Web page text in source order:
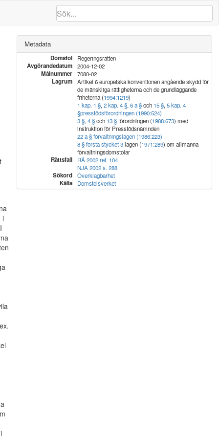
i
Metadata
Domstol Regeringsrätten
Avgörandedatum 2004-12-02
Målnummer 7080-02
Lagrum
Artikel 6 europeiska konventionen angående skydd för
de mänskliga rättigheterna och de grundläggande
friheterna (1994:1219)
1 kap. 1 §, 2 kap. 4 §, 6 a §och 15 §, 5 kap. 4
§presstödsförordningen (1990:524)
3 §, 4 §och 13 §förordningen (1988:673) med
instruktion för Presstödsnämnden
22 a § förvaltningslagen (1986:223)
8 § första stycket 3lagen (1971:289) om allmänna
förvaltningsdomstolar
Rättsfall
RÅ 2002 ref. 104
NJA 2002 s. 288
Sökord Överklagbarhet
Källa Domstolsverket